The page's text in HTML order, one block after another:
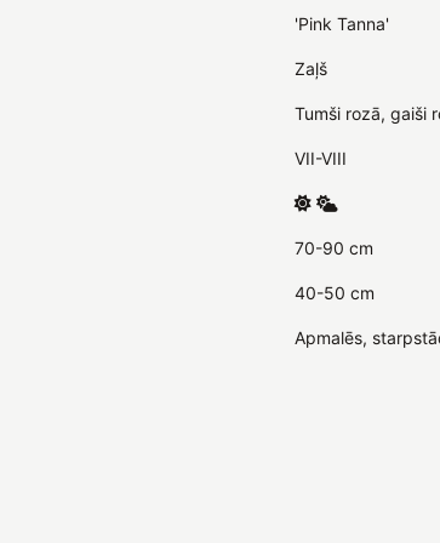
'Pink Tanna'
Zaļš
Tumši rozā, gaiši
VII-VIII
70-90 cm
40-50 cm
Apmalēs,